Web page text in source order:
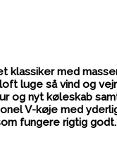
klassiker med
luge så vind og
og nyt køleskab
V-køje med
fungere rigtig